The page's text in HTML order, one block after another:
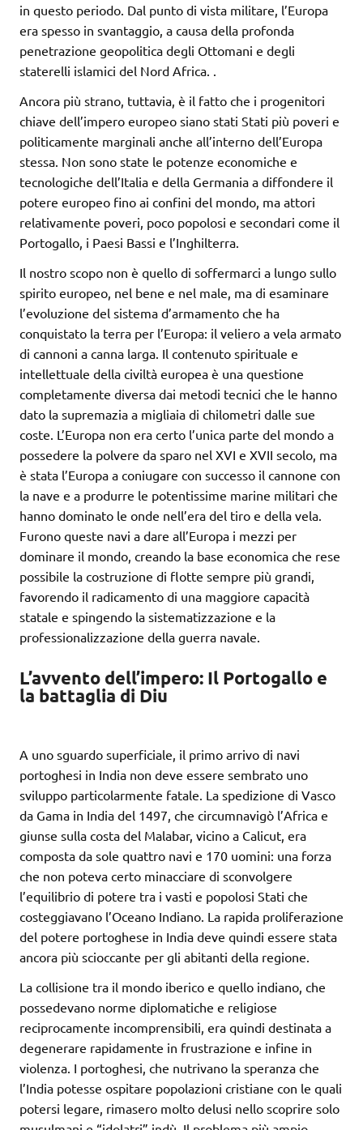
in questo periodo. Dal punto di vista militare, l’Europa
era spesso in svantaggio, a causa della profonda
penetrazione geopolitica degli Ottomani e degli
staterelli islamici del Nord Africa.
Ancora più strano, tuttavia, è il fatto che i progenitori
chiave dell’impero europeo siano stati Stati più poveri e
politicamente marginali anche all’interno dell’Europa
stessa. Non sono state le potenze economiche e
tecnologiche dell’Italia e della Germania a diffondere il
potere europeo fino ai confini del mondo, ma attori
relativamente poveri, poco popolosi e secondari come il
Portogallo, i Paesi Bassi e l’Inghilterra.
Il nostro scopo non è quello di soffermarci a lungo sullo
spirito europeo, nel bene e nel male, ma di esaminare
l’evoluzione del sistema d’armamento che ha
conquistato la terra per l’Europa: il veliero a vela armato
di cannoni a canna larga. Il contenuto spirituale e
intellettuale della civiltà europea è una questione
completamente diversa dai metodi tecnici che le hanno
dato la supremazia a migliaia di chilometri dalle sue
coste. L’Europa non era certo l’unica parte del mondo a
possedere la polvere da sparo nel XVI e XVII secolo, ma
è stata l’Europa a coniugare con successo il cannone con
la nave e a produrre le potentissime marine militari che
hanno dominato le onde nell’era del tiro e della vela.
Furono queste navi a dare all’Europa i mezzi per
dominare il mondo, creando la base economica che rese
possibile la costruzione di flotte sempre più grandi,
favorendo il radicamento di una maggiore capacità
statale e spingendo la sistematizzazione e la
professionalizzazione della guerra navale.
L’avvento dell’impero: Il Portogallo e
la battaglia di Diu
A uno sguardo superficiale, il primo arrivo di navi
portoghesi in India non deve essere sembrato uno
sviluppo particolarmente fatale. La spedizione di Vasco
da Gama in India del 1497, che circumnavigò l’Africa e
giunse sulla costa del Malabar, vicino a Calicut, era
composta da sole quattro navi e 170 uomini: una forza
che non poteva certo minacciare di sconvolgere
l’equilibrio di potere tra i vasti e popolosi Stati che
costeggiavano l’Oceano Indiano. La rapida proliferazione
del potere portoghese in India deve quindi essere stata
ancora più scioccante per gli abitanti della regione.
La collisione tra il mondo iberico e quello indiano, che
possedevano norme diplomatiche e religiose
reciprocamente incomprensibili, era quindi destinata a
degenerare rapidamente in frustrazione e infine in
violenza. I portoghesi, che nutrivano la speranza che
l’India potesse ospitare popolazioni cristiane con le quali
potersi legare, rimasero molto delusi nello scoprire solo